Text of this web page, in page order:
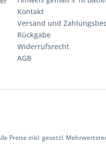
Kontakt
Versand und
Rückgabe
Widerrufsrecht
AGB
Preise inkl. gesetzl.